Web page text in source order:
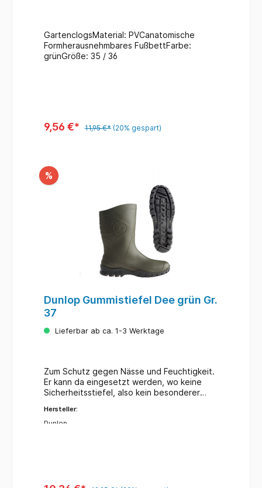
GartenclogsMaterial: PVCanatomische
Formherausnehmbares FußbettFarbe:
grünGröße: 35 / 36
9,56 €* 11,95 €* (20% gespart)
%
Dunlop Gummistiefel Dee grün Gr.
37
Lieferbar ab ca. 1-3 Werktage
Zum Schutz gegen Nässe und Feuchtigkeit.
Er kann da eingesetzt werden, wo keine
Sicherheitsstiefel, also kein besonderer
Freizeitstiefel. Farbe Schaft / Sohle: grün /
schwarz. Ohne Stahlkappe! Schafthöhe: ca.
Hersteller:
Dunlop